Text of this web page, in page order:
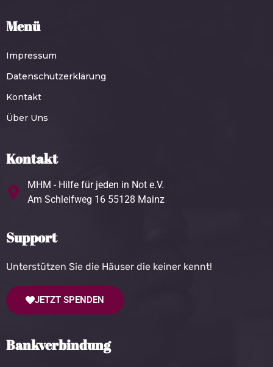
Menü
Impressum
Datenschutzerklärung
Kontakt
Über Uns
Kontakt
MHM - Hilfe für jeden in Not e.V.
Am Schleifweg 16 55128 Mainz
Support
Unterstützen Sie die Häuser die keiner kennt!
JETZT SPENDEN
Bankverbindung